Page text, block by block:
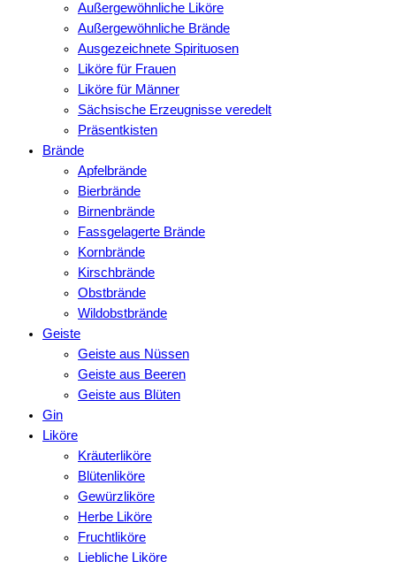
Außergewöhnliche Liköre
Außergewöhnliche Brände
Ausgezeichnete Spirituosen
Liköre für Frauen
Liköre für Männer
Sächsische Erzeugnisse veredelt
Präsentkisten
Brände
Apfelbrände
Bierbrände
Birnenbrände
Fassgelagerte Brände
Kornbrände
Kirschbrände
Obstbrände
Wildobstbrände
Geiste
Geiste aus Nüssen
Geiste aus Beeren
Geiste aus Blüten
Gin
Liköre
Kräuterliköre
Blütenliköre
Gewürzliköre
Herbe Liköre
Fruchtliköre
Liebliche Liköre